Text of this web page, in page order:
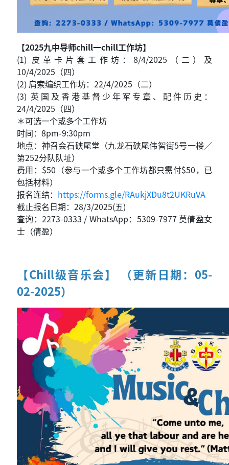
【2025九中导师chill一chill工作坊】
(1) 皮革卡片套工作坊：8/4/2025（二）及
10/4/2025（四）
(2) 肩索编织工作坊：22/4/2025（二）
(3) 英国及香港基督少年军专章、配件历史：
24/4/2025（四）
＊可选一个或多个工作坊
时间：8pm-9:30pm
地点：神召会石硖尾堂（九龙石硖尾伟智街5号一楼／
第252分队队址）
费用：$50（参与一个或多个工作坊都只需付$50，已
包括材料）
报名连结： https://forms.gle/RAukjXDu8t2UKRuVA
截止报名日期：28/3/2025(五)
查询：2273-0333 / WhatsApp：5309-7977 莫倩盈女
士（倩盈）
【Chill级音乐会】 （更新日期：05-
02-2025）